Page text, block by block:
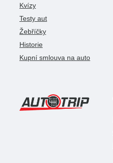
Kvízy
Testy aut
Žebříčky
Historie
Kupní smlouva na auto